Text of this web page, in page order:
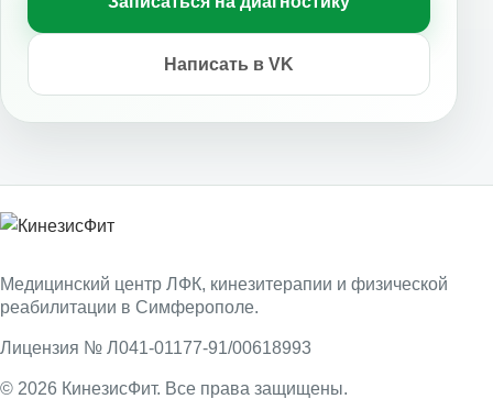
Написать в VK
Медицинский центр ЛФК, кинезитерапии и физической
реабилитации в Симферополе.
Лицензия № Л041-01177-91/00618993
© 2026 КинезисФит. Все права защищены.